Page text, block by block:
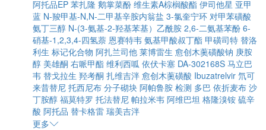
阿托品EP 苯扎隆 鹅掌菜酚 维生素A棕榈酸酯 伊司他星 亚甲
蓝 N-羧甲基-N,N-二甲基辛胺内翁盐 3-氯奎宁环 对甲苯磺酸
氨丁三醇 N-(3-氨基-2-羟基苯基）乙酰胺 2,6-二氨基苯酚 6-
硝基-1,2,3,4-四氢萘 恩赛特韦 氨基甲酸叔丁酯 甲磺司特 替洛
利生 标记化合物 阿扎兰司他 莱博雷生 愈创木薁磺酸钠 庚胺
醇 美雄酮 右哌甲酯 维利西呱 依伏卡塞 DA-302168S 马立巴
韦 替戈拉生 羟考酮 扎维吉泮 愈创木薁磺酸 Ibuzatrelvir 氘可
来昔替尼 托西尼布 分子砌块 阿帕鲁胺 检测 多巴 依折麦布 沙
丁胺醇 福莫特罗 托法替尼 帕拉米韦 阿维巴坦 格隆溴铵 硫辛
酸 阿托品 替卡格雷 瑞美吉泮
更多